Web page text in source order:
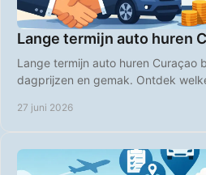
Lange termijn auto huren
Lange termijn auto huren Curaçao
dagprijzen en gemak. Ontdek
27 juni 2026